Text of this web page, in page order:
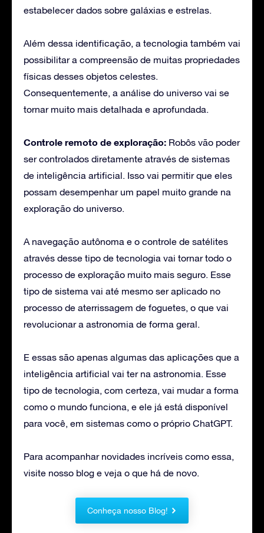
estabelecer dados sobre galáxias e estrelas.
Além dessa identificação, a tecnologia também vai
possibilitar a compreensão de muitas propriedades
físicas desses objetos celestes.
Consequentemente, a análise do universo vai se
tornar muito mais detalhada e aprofundada.
Controle remoto de exploração: Robôs vão poder
ser controlados diretamente através de sistemas
de inteligência artificial. Isso vai permitir que eles
possam desempenhar um papel muito grande na
exploração do universo.
A navegação autônoma e o controle de satélites
através desse tipo de tecnologia vai tornar todo o
processo de exploração muito mais seguro. Esse
tipo de sistema vai até mesmo ser aplicado no
processo de aterrissagem de foguetes, o que vai
revolucionar a astronomia de forma geral.
E essas são apenas algumas das aplicações que a
inteligência artificial vai ter na astronomia. Esse
tipo de tecnologia, com certeza, vai mudar a forma
como o mundo funciona, e ele já está disponível
para você, em sistemas como o próprio ChatGPT.
Para acompanhar novidades incríveis como essa,
visite nosso blog e veja o que há de novo.
Conheça nosso Blog!